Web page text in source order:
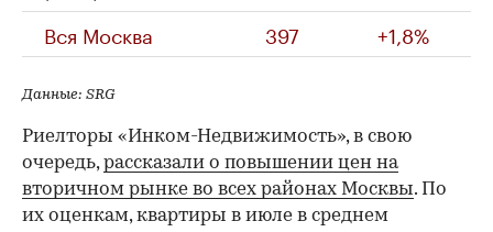
Вся Москва 397 +1,8%
Данные: SRG
Риелторы «Инком-Недвижимость», в свою
очередь,рассказали о повышении цен на
вторичном рынке во всех районах Москвы. По
их оценкам, квартиры в июле в среднем